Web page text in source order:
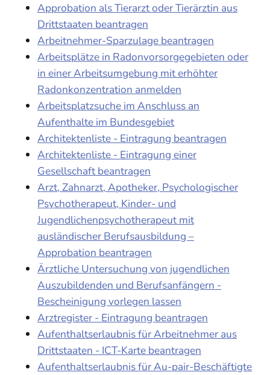
Approbation als Tierarzt oder Tierärztin aus
Drittstaaten beantragen
Arbeitnehmer-Sparzulage beantragen
Arbeitsplätze in Radonvorsorgegebieten oder
in einer Arbeitsumgebung mit erhöhter
Radonkonzentration anmelden
Arbeitsplatzsuche im Anschluss an
Aufenthalte im Bundesgebiet
Architektenliste - Eintragung beantragen
Architektenliste - Eintragung einer
Gesellschaft beantragen
Arzt, Zahnarzt, Apotheker, Psychologischer
Psychotherapeut, Kinder- und
Jugendlichenpsychotherapeut mit
ausländischer Berufsausbildung –
Approbation beantragen
Ärztliche Untersuchung von jugendlichen
Auszubildenden und Berufsanfängern -
Bescheinigung vorlegen lassen
Arztregister - Eintragung beantragen
Aufenthaltserlaubnis für Arbeitnehmer aus
Drittstaaten - ICT-Karte beantragen
Aufenthaltserlaubnis für Au-pair-Beschäftigte